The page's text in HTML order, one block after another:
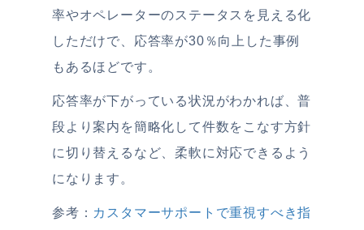
率やオペレーターのステータスを見える化
しただけで、応答率が30％向上した事例
もあるほどです。
応答率が下がっている状況がわかれば、普
段より案内を簡略化して件数をこなす方針
に切り替えるなど、柔軟に対応できるよう
になります。
参考： カスタマーサポートで重視すべき指